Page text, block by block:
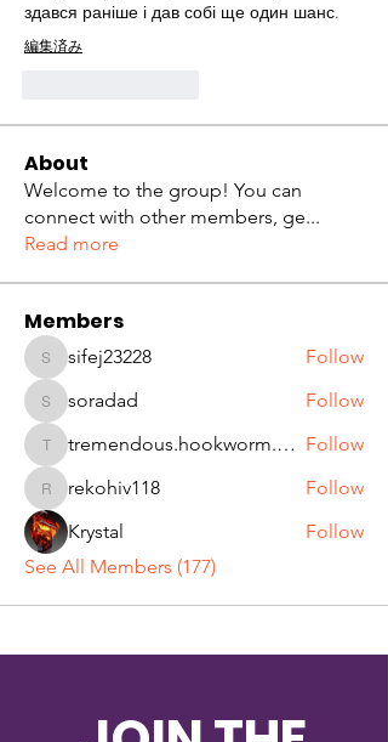
здався раніше і дав собі ще один шанс.
編集済み
About
Welcome to the group! You can
connect with other members, ge...
Read more
Members
sifej23228
sifej23228 Follow
soradadsoradad Follow
tremendous.hookworm.qjqw tremendous.hookworm.qjqw Follow
rekohiv118
rekohiv118
Follow
Krystal
Follow
See All Members (177)